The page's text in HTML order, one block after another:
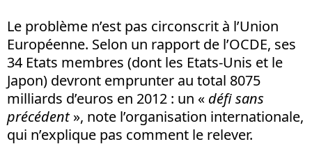
Le problème n’est pas circonscrit à l’Union
Européenne. Selon un rapport de l’OCDE, ses
34 Etats membres (dont les Etats-Unis et le
Japon) devront emprunter au total 8075
milliards d’euros en 2012 : un « défi sans
précédent», note l’organisation internationale,
qui n’explique pas comment le relever.